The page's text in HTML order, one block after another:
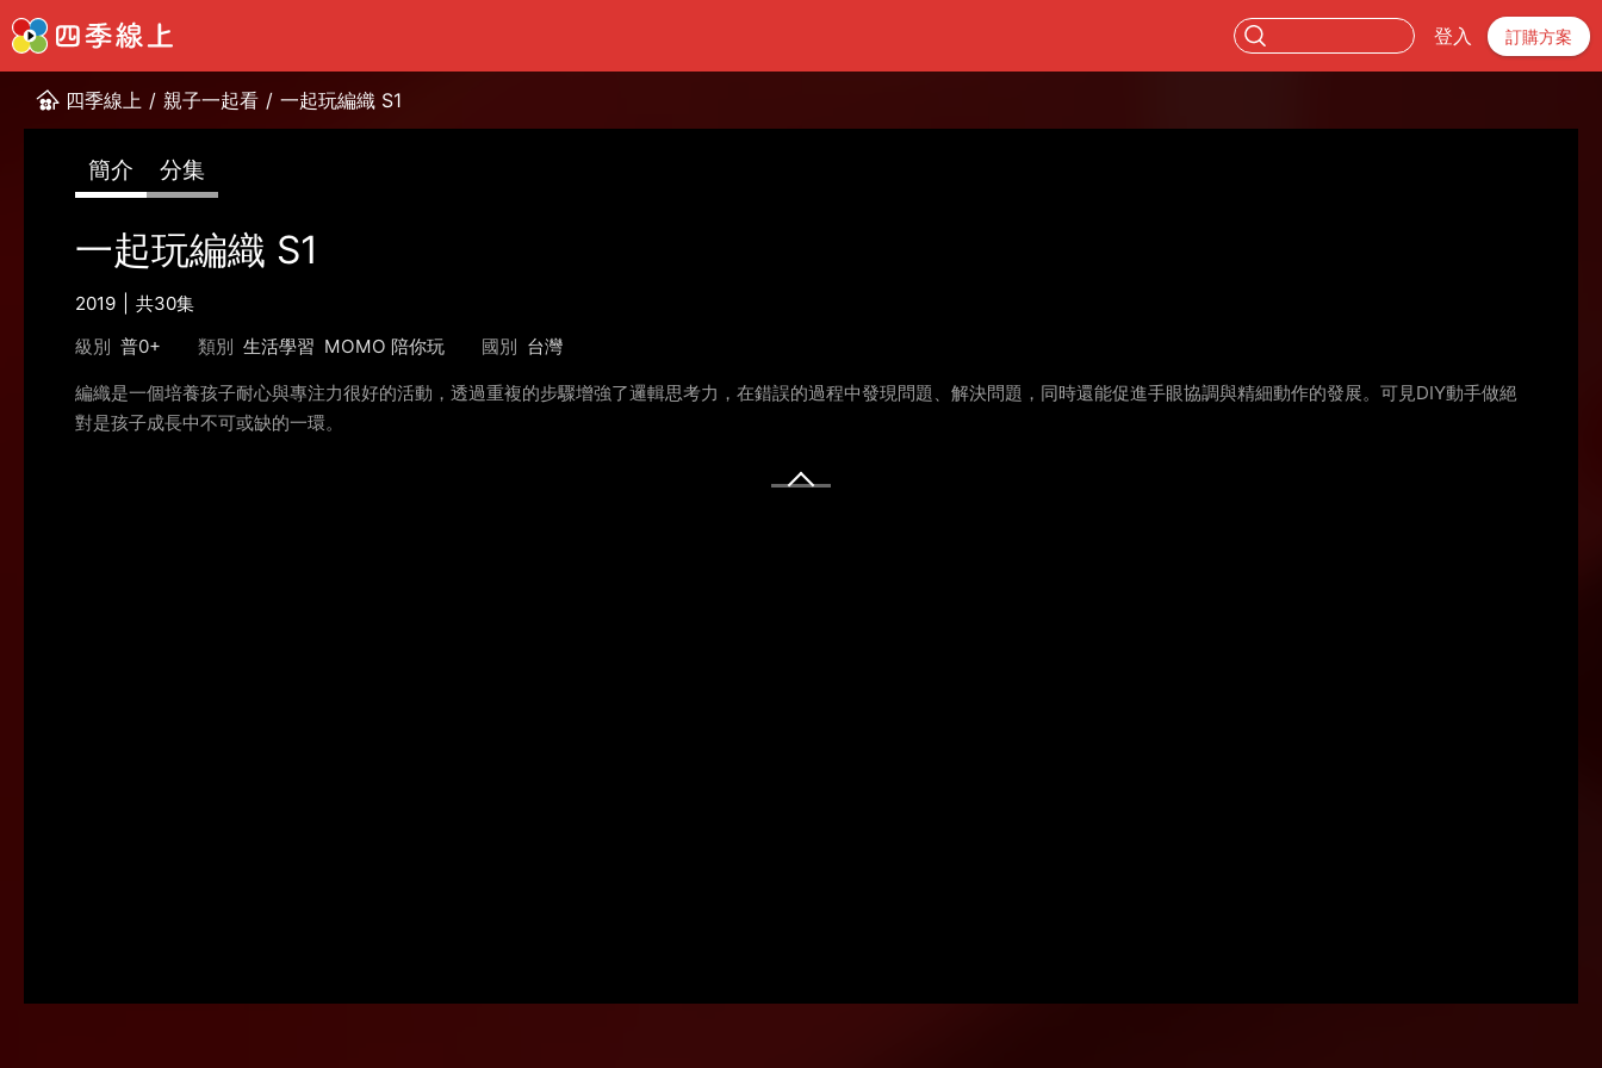
登入 訂購方案
四季線上 / 親子一起看 / 一起玩編織 S1
簡介 分集
一起玩編織 S1
2019
共30集
級別 普0+ 類別 生活學習 MOMO 陪你玩 國別 台灣
編織是一個培養孩子耐心與專注力很好的活動，透過重複的步驟增強了邏輯思考力，在錯誤的過程中發現問題、解決問題，同時還能促進手眼協調與精細動作的發展。可見DIY動手做絕
對是孩子成長中不可或缺的一環。